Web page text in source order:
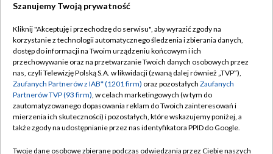
TVP
Abonament TVP
Emisja w TVP
Centrum informacji TVP
Naziemna Telewizja Cyfrowa
Regulamin TVP
Polityka prywatności
Moje zgody
Pomoc
Szanujemy Twoją prywatność
Kliknij "Akceptuję i przechodzę do serwisu", aby wyrazić zgody na
korzystanie z technologii automatycznego śledzenia i zbierania danych,
dostęp do informacji na Twoim urządzeniu końcowym i ich
przechowywanie oraz na przetwarzanie Twoich danych osobowych przez
nas, czyli Telewizję Polską S.A. w likwidacji (zwaną dalej również „TVP”),
Zaufanych Partnerów z IAB* (1201 firm) oraz pozostałych Zaufanych
Partnerów TVP (93 firm), w celach marketingowych (w tym do
zautomatyzowanego dopasowania reklam do Twoich zainteresowań i
mierzenia ich skuteczności) i pozostałych, które wskazujemy poniżej, a
także zgody na udostępnianie przez nas identyfikatora PPID do Google.
Twoje dane osobowe zbierane podczas odwiedzania przez Ciebie naszych